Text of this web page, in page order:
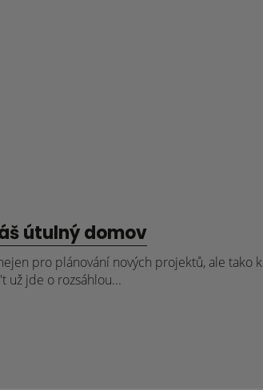
útulný domov
pro plánování nových projektů, ale tako k
už jde o rozsáhlou...